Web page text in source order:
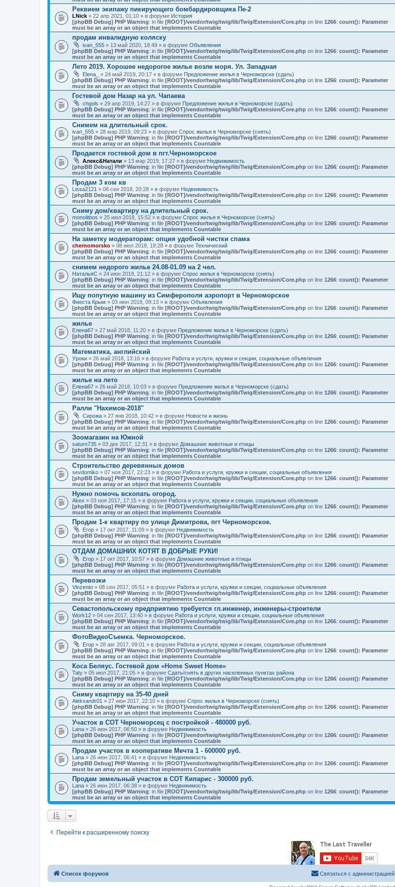
Реквием экипажу пикирующего бомбардировщика Пе-2
LNick » 22 апр 2021, 01:10 » в форуме История
[phpBB Debug] PHP Warning: in file [ROOT]/vendor/twig/twig/lib/Twig/Extension/Core.php on line 1266: count(): Parameter
must be an array or an object that implements Countable
продам инвалидную коляску
ivan_555 » 13 май 2020, 18:49 » в форуме Объявления
[phpBB Debug] PHP Warning: in file [ROOT]/vendor/twig/twig/lib/Twig/Extension/Core.php on line 1266: count(): Parameter
must be an array or an object that implements Countable
Лето 2019. Хорошее недорогое жилье возле моря. Ул. Западная
Elena_ » 24 май 2019, 20:17 » в форуме Предложение жилья в Черноморске (сдать)
[phpBB Debug] PHP Warning: in file [ROOT]/vendor/twig/twig/lib/Twig/Extension/Core.php on line 1266: count(): Parameter
must be an array or an object that implements Countable
Гостевой дом Назар на ул. Чапаева
chgols » 29 апр 2019, 14:27 » в форуме Предложение жилья в Черноморске (сдать)
[phpBB Debug] PHP Warning: in file [ROOT]/vendor/twig/twig/lib/Twig/Extension/Core.php on line 1266: count(): Parameter
must be an array or an object that implements Countable
Снимем на длительный срок.
ivan_555 » 28 мар 2019, 09:23 » в форуме Спрос жилья в Черноморске (снять)
[phpBB Debug] PHP Warning: in file [ROOT]/vendor/twig/twig/lib/Twig/Extension/Core.php on line 1266: count(): Parameter
must be an array or an object that implements Countable
Продается гостевой дом в пгт.Черноморское
Алекс&Натали » 13 мар 2019, 17:27 » в форуме Недвижимость
[phpBB Debug] PHP Warning: in file [ROOT]/vendor/twig/twig/lib/Twig/Extension/Core.php on line 1266: count(): Parameter
must be an array or an object that implements Countable
Продам 3 ком кв
Lissa2121 » 06 сен 2018, 20:28 » в форуме Недвижимость
[phpBB Debug] PHP Warning: in file [ROOT]/vendor/twig/twig/lib/Twig/Extension/Core.php on line 1266: count(): Parameter
must be an array or an object that implements Countable
Сниму дом/квартиру на длительный срок.
monolitbos » 25 июл 2018, 15:52 » в форуме Спрос жилья в Черноморске (снять)
[phpBB Debug] PHP Warning: in file [ROOT]/vendor/twig/twig/lib/Twig/Extension/Core.php on line 1266: count(): Parameter
must be an array or an object that implements Countable
На заметку модераторам: опция удобной чистки спама
chernomorsko » 08 июл 2018, 19:28 » в форуме Технический
[phpBB Debug] PHP Warning: in file [ROOT]/vendor/twig/twig/lib/Twig/Extension/Core.php on line 1266: count(): Parameter
must be an array or an object that implements Countable
снимем недорого жилье 24.08-01.09 на 2 чел.
НатальяС » 24 июн 2018, 21:12 » в форуме Спрос жилья в Черноморске (снять)
[phpBB Debug] PHP Warning: in file [ROOT]/vendor/twig/twig/lib/Twig/Extension/Core.php on line 1266: count(): Parameter
must be an array or an object that implements Countable
Ищу попутную машину из Симферополя аэропорт в Черноморское
Фиеста Крым » 03 июн 2018, 09:13 » в форуме Объявления
[phpBB Debug] PHP Warning: in file [ROOT]/vendor/twig/twig/lib/Twig/Extension/Core.php on line 1266: count(): Parameter
must be an array or an object that implements Countable
жилье
Елена67 » 27 май 2018, 11:20 » в форуме Предложение жилья в Черноморске (сдать)
[phpBB Debug] PHP Warning: in file [ROOT]/vendor/twig/twig/lib/Twig/Extension/Core.php on line 1266: count(): Parameter
must be an array or an object that implements Countable
Математика, английский
Уроки » 26 май 2018, 13:16 » в форуме Работа и услуги, кружки и секции, социальные объявления
[phpBB Debug] PHP Warning: in file [ROOT]/vendor/twig/twig/lib/Twig/Extension/Core.php on line 1266: count(): Parameter
must be an array or an object that implements Countable
жилье на лето
Елена67 » 26 май 2018, 10:03 » в форуме Предложение жилья в Черноморске (сдать)
[phpBB Debug] PHP Warning: in file [ROOT]/vendor/twig/twig/lib/Twig/Extension/Core.php on line 1266: count(): Parameter
must be an array or an object that implements Countable
Ралли "Нахимов-2018"
Сирожа » 27 янв 2018, 10:42 » в форуме Новости и жизнь
[phpBB Debug] PHP Warning: in file [ROOT]/vendor/twig/twig/lib/Twig/Extension/Core.php on line 1266: count(): Parameter
must be an array or an object that implements Countable
Зоомагазин на Южной
saturn735 » 03 дек 2017, 12:31 » в форуме Домашние животные и птицы
[phpBB Debug] PHP Warning: in file [ROOT]/vendor/twig/twig/lib/Twig/Extension/Core.php on line 1266: count(): Parameter
must be an array or an object that implements Countable
Строительство деревянных домов
sevdomiko » 07 ноя 2017, 22:23 » в форуме Работа и услуги, кружки и секции, социальные объявления
[phpBB Debug] PHP Warning: in file [ROOT]/vendor/twig/twig/lib/Twig/Extension/Core.php on line 1266: count(): Parameter
must be an array or an object that implements Countable
Нужно помочь вскопать огород.
Akex » 03 ноя 2017, 17:15 » в форуме Работа и услуги, кружки и секции, социальные объявления
[phpBB Debug] PHP Warning: in file [ROOT]/vendor/twig/twig/lib/Twig/Extension/Core.php on line 1266: count(): Parameter
must be an array or an object that implements Countable
Продам 1-к квартиру по улице Димитрова, пгт Черноморское.
Егор » 17 окт 2017, 11:09 » в форуме Недвижимость
[phpBB Debug] PHP Warning: in file [ROOT]/vendor/twig/twig/lib/Twig/Extension/Core.php on line 1266: count(): Parameter
must be an array or an object that implements Countable
ОТДАМ ДОМАШНИХ КОТЯТ В ДОБРЫЕ РУКИ!
Егор » 17 окт 2017, 10:57 » в форуме Домашние животные и птицы
[phpBB Debug] PHP Warning: in file [ROOT]/vendor/twig/twig/lib/Twig/Extension/Core.php on line 1266: count(): Parameter
must be an array or an object that implements Countable
Перевозки
Vinzento » 08 сен 2017, 05:51 » в форуме Работа и услуги, кружки и секции, социальные объявления
[phpBB Debug] PHP Warning: in file [ROOT]/vendor/twig/twig/lib/Twig/Extension/Core.php on line 1266: count(): Parameter
must be an array or an object that implements Countable
Севастопольскому предприятию требуется гл.инженер, инженеры-строители
Work12 » 04 сен 2017, 13:40 » в форуме Работа и услуги, кружки и секции, социальные объявления
[phpBB Debug] PHP Warning: in file [ROOT]/vendor/twig/twig/lib/Twig/Extension/Core.php on line 1266: count(): Parameter
must be an array or an object that implements Countable
ФотоВидеоСъемка. Черноморское.
Егор » 28 авг 2017, 09:01 » в форуме Работа и услуги, кружки и секции, социальные объявления
[phpBB Debug] PHP Warning: in file [ROOT]/vendor/twig/twig/lib/Twig/Extension/Core.php on line 1266: count(): Parameter
must be an array or an object that implements Countable
Коса Беляус. Гостевой дом «Home Sweet Home»
Taty » 05 июл 2017, 21:05 » в форуме Сдать/снять в других населенных пунктах района
[phpBB Debug] PHP Warning: in file [ROOT]/vendor/twig/twig/lib/Twig/Extension/Core.php on line 1266: count(): Parameter
must be an array or an object that implements Countable
Сниму квартиру на 35-40 дней
Aleksandr01 » 27 июн 2017, 22:10 » в форуме Спрос жилья в Черноморске (снять)
[phpBB Debug] PHP Warning: in file [ROOT]/vendor/twig/twig/lib/Twig/Extension/Core.php on line 1266: count(): Parameter
must be an array or an object that implements Countable
Участок в СОТ Черноморсец с постройкой - 480000 руб.
Lana » 26 июн 2017, 06:50 » в форуме Недвижимость
[phpBB Debug] PHP Warning: in file [ROOT]/vendor/twig/twig/lib/Twig/Extension/Core.php on line 1266: count(): Parameter
must be an array or an object that implements Countable
Продам участок в кооперативе Мечта 1 - 600000 руб.
Lana » 26 июн 2017, 06:41 » в форуме Недвижимость
[phpBB Debug] PHP Warning: in file [ROOT]/vendor/twig/twig/lib/Twig/Extension/Core.php on line 1266: count(): Parameter
must be an array or an object that implements Countable
Продам земельный участок в СОТ Кипарис - 300000 руб.
Lana » 26 июн 2017, 06:38 » в форуме Недвижимость
[phpBB Debug] PHP Warning: in file [ROOT]/vendor/twig/twig/lib/Twig/Extension/Core.php on line 1266: count(): Parameter
must be an array or an object that implements Countable
Перейти к расширенному поиску
Список форумов Связаться с администрацией